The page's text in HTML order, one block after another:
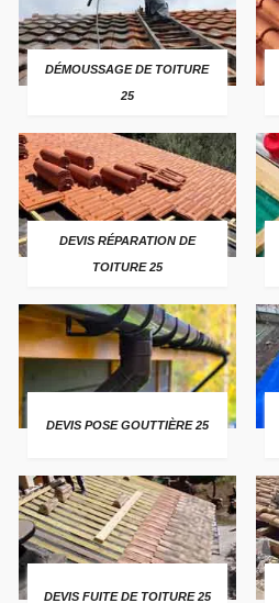
DÉMOUSSAGE DE TOITURE
25
DEVIS RÉPARATION DE
TOITURE 25
DEVIS POSE GOUTTIÈRE 25
DEVIS FUITE DE TOITURE 25